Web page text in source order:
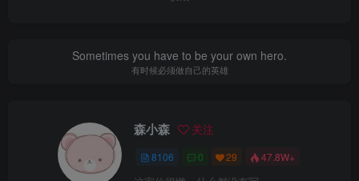
Sometimes you have to be your own hero.
有时候必须做自己的英雄
森小森 关注
8106 0 29 47.8W+